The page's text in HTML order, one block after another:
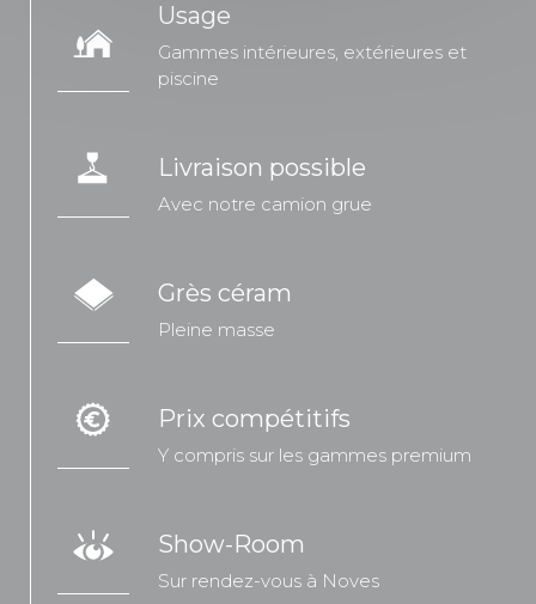
Usage
Gammes intérieures, extérieures et
piscine
Livraison possible
Avec notre camion grue
Grès céram
Pleine masse
Prix compétitifs
Y compris sur les gammes premium
Show-Room
Sur rendez-vous à Noves